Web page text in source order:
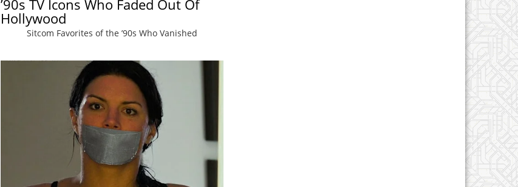
’90s TV Icons Who Faded Out Of
Hollywood
Sitcom Favorites of the ’90s Who Vanished